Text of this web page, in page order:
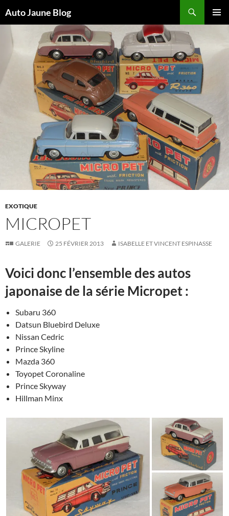
Auto Jaune Blog
AU
CONTENU
EXOTIQUE
MICROPET
GALERIE 25 FÉVRIER 2013 ISABELLE ET VINCENT ESPINASSE
Voici donc l’ensemble des autos
japonaise de la série Micropet :
Subaru 360
Datsun Bluebird Deluxe
Nissan Cedric
Prince Skyline
Mazda 360
Toyopet Coronaline
Prince Skyway
Hillman Minx